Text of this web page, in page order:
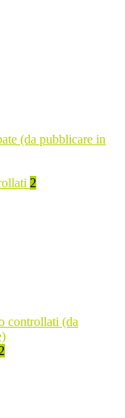
(da pubblicare in
2
controllati (da
2